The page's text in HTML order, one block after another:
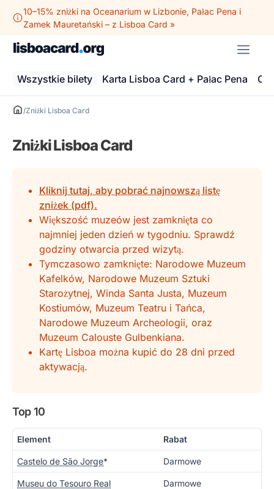
Przejdź10–15% zniżki na Oceanarium w Lizbonie, Pałac Pena i
Zamek Mauretański – z Lisboa Card »
Wszystkie bilety Karta Lisboa Card + Pałac Pena
/Zniżki Lisboa Card
Zniżki Lisboa Card
Kliknij tutaj, aby pobrać najnowszą listę
zniżek (pdf).
Większość muzeów jest zamknięta co
najmniej jeden dzień w tygodniu. Sprawdź
godziny otwarcia przed wizytą.
Tymczasowo zamknięte: Narodowe Muzeum
Kafelków, Narodowe Muzeum Sztuki
Starożytnej, Winda Santa Justa, Muzeum
Kostiumów, Muzeum Teatru i Tańca,
Narodowe Muzeum Archeologii, oraz
Muzeum Calouste Gulbenkiana.
Kartę Lisboa można kupić do 28 dni przed
aktywacją.
Top 10
Element Rabat
Castelo de São Jorge* Darmowe
Museu do Tesouro Real Darmowe